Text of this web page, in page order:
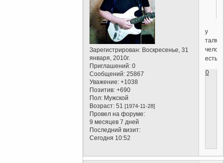
Зарегистрирован: Воскресенье, 31
января, 2010г.
Приглашений: 0
Сообщений: 25867
Уважение: +1038
Позитив: +690
Пол: Мужской
Возраст: 51[1974-11-28]
Провел на форуме:
9 месяцев 7 дней
Последний визит:
Сегодня 10:52
у
есть.
0